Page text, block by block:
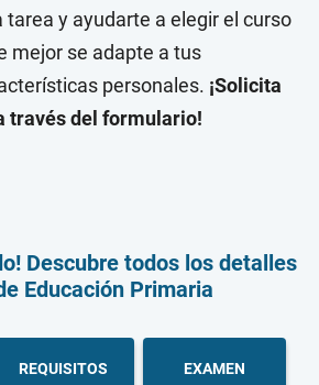
y ayudarte a elegir el curso
mejor se adapte a tus
personales. ¡Solicita
través del formulario!
Descubre todos los detalles
Educación Primaria
REQUISITOS EXAMEN